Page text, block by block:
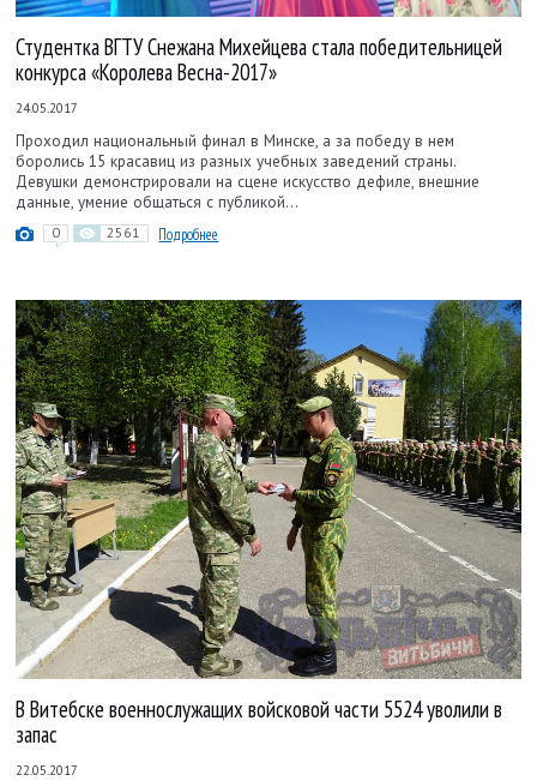
Студентка ВГТУ Снежана Михейцева стала победительницей
конкурса «Королева Весна-2017»
24.05.2017
Проходил национальный финал в Минске, а за победу в нем
боролись 15 красавиц из разных учебных заведений страны.
Девушки демонстрировали на сцене искусство дефиле, внешние
данные, умение общаться с публикой...
0 2561 Подробнее
В Витебске военнослужащих войсковой части 5524 уволили в
запас
22.05.2017